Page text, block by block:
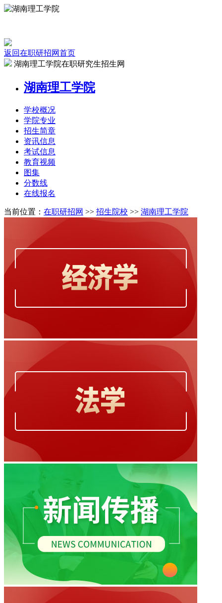
返回在职研招网首页
湖南理工学院在职研究生招生网
湖南理工学院
学校概况
学院专业
招生简章
资讯信息
考试信息
教育视频
图集
分数线
在线报名
当前位置： 在职研招网 >> 招生院校 >> 湖南理工学院